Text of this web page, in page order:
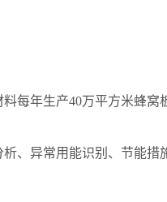
每年生产40万平方米蜂窝
、异常用能识别、节能